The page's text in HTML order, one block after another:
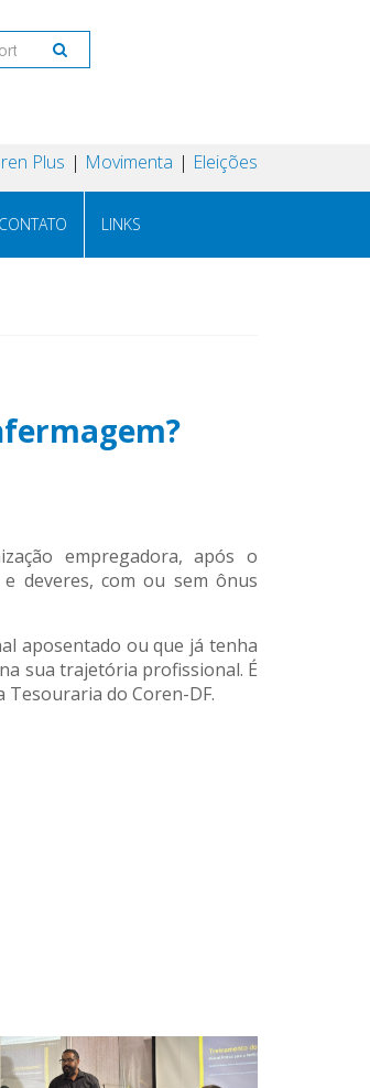
Plus Movimenta Eleições
CONTATO LINKS
empregadora, após o
deveres, com ou sem ônus
aposentado ou que já tenha
sua trajetória profissional. É
Tesouraria do Coren-DF.